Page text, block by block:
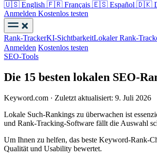
🇺🇸 English 🇫🇷 Français 🇪🇸 Español 🇩🇰
Anmelden Kostenlos testen
Rank-TrackerKI-SichtbarkeitLokaler Rank-
Anmelden Kostenlos testen
SEO-Tools
Die 15 besten lokalen SEO-
Keyword.com · Zuletzt aktualisiert: 9. Juli 2026
Lokale Such-Rankings zu überwachen ist
und Rank-Tracking-Software fällt die Auswahl
Um Ihnen zu helfen, das beste Keyword-Rank-
Qualität und Usability bewertet.